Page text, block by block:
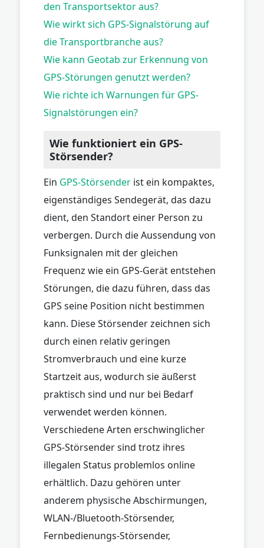
den Transportsektor aus?
Wie wirkt sich GPS-Signalstörung auf
die Transportbranche aus?
Wie kann Geotab zur Erkennung von
GPS-Störungen genutzt werden?
Wie richte ich Warnungen für GPS-
Signalstörungen ein?
Wie funktioniert ein GPS-
Störsender?
Ein GPS-Störsender ist ein kompaktes,
eigenständiges Sendegerät, das dazu
dient, den Standort einer Person zu
verbergen. Durch die Aussendung von
Funksignalen mit der gleichen
Frequenz wie ein GPS-Gerät entstehen
Störungen, die dazu führen, dass das
GPS seine Position nicht bestimmen
kann. Diese Störsender zeichnen sich
durch einen relativ geringen
Stromverbrauch und eine kurze
Startzeit aus, wodurch sie äußerst
praktisch sind und nur bei Bedarf
verwendet werden können.
Verschiedene Arten erschwinglicher
GPS-Störsender sind trotz ihres
illegalen Status problemlos online
erhältlich. Dazu gehören unter
anderem physische Abschirmungen,
WLAN-/Bluetooth-Störsender,
Fernbedienungs-Störsender,